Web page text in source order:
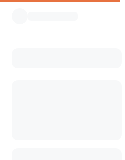
Am Neubruch 33, 80997
weergaven in de